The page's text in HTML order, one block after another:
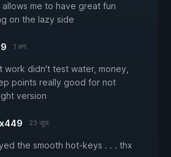
me to have great fun
on the lazy side
1 अग.
work didn't test water, money,
points really good for not
version
23 जुल.
the smooth hot-keys . . . thx